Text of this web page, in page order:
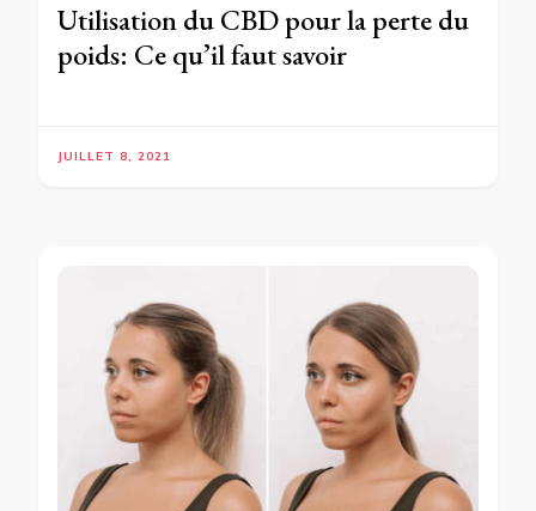
Utilisation du CBD pour la perte du
poids: Ce qu’il faut savoir
JUILLET 8, 2021